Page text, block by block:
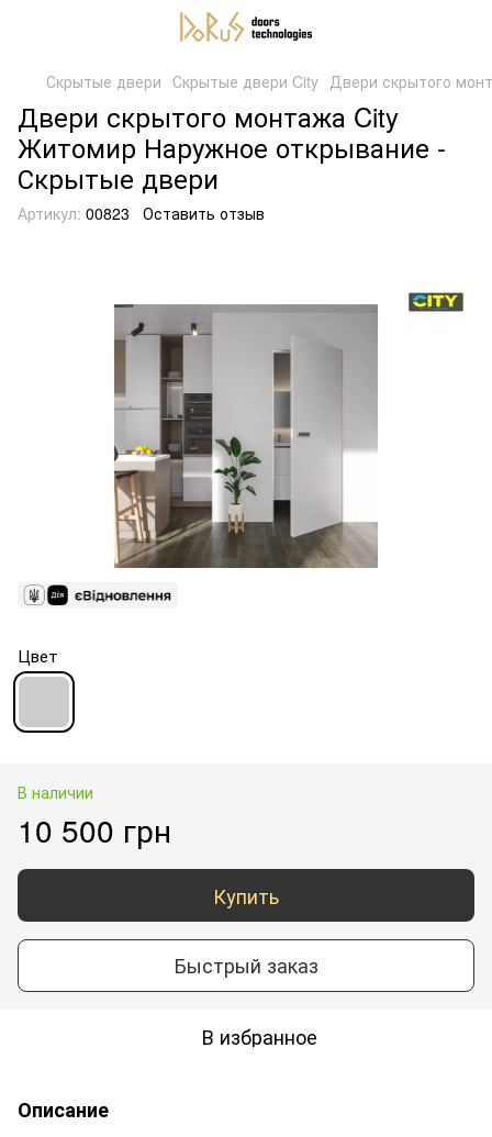
Скрытые двери Скрытые двери City Двери скрытого
Двери скрытого монтажа City
Житомир Наружное открывание -
Скрытые двери
Артикул: 00823 Оставить отзыв
Цвет
В наличии
10 500 грн
Купить
Быстрый заказ
В избранное
Описание